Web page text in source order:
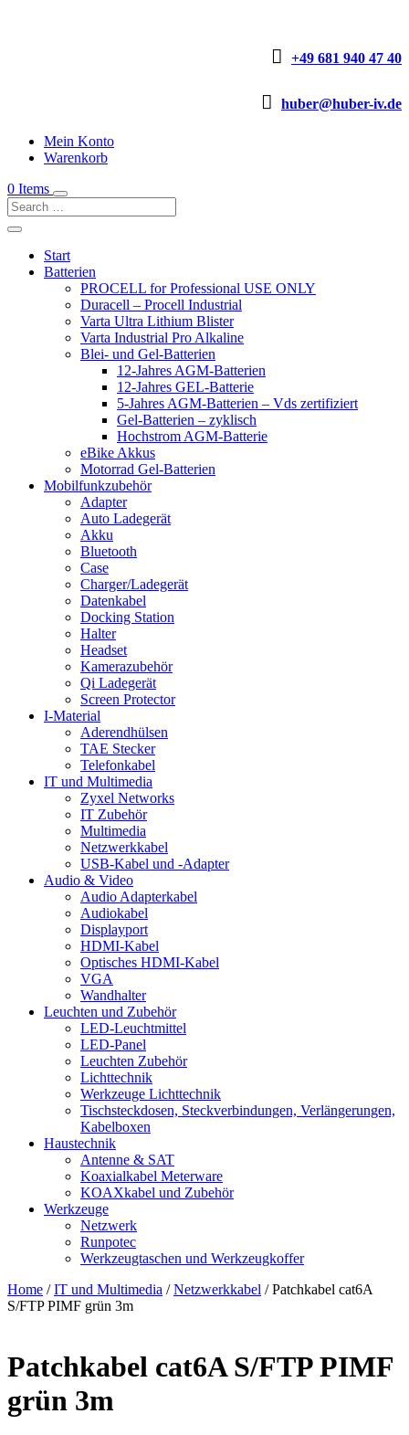
 +49 681 940 47 40
 huber@huber-iv.de
Mein Konto
Warenkorb
0 Items
Start
Batterien
PROCELL for Professional USE ONLY
Duracell – Procell Industrial
Varta Ultra Lithium Blister
Varta Industrial Pro Alkaline
Blei- und Gel-Batterien
12-Jahres AGM-Batterien
12-Jahres GEL-Batterie
5-Jahres AGM-Batterien – Vds zertifiziert
Gel-Batterien – zyklisch
Hochstrom AGM-Batterie
eBike Akkus
Motorrad Gel-Batterien
Mobilfunkzubehör
Adapter
Auto Ladegerät
Akku
Bluetooth
Case
Charger/Ladegerät
Datenkabel
Docking Station
Halter
Headset
Kamerazubehör
Qi Ladegerät
Screen Protector
I-Material
Aderendhülsen
TAE Stecker
Telefonkabel
IT und Multimedia
Zyxel Networks
IT Zubehör
Multimedia
Netzwerkkabel
USB-Kabel und -Adapter
Audio & Video
Audio Adapterkabel
Audiokabel
Displayport
HDMI-Kabel
Optisches HDMI-Kabel
VGA
Wandhalter
Leuchten und Zubehör
LED-Leuchtmittel
LED-Panel
Leuchten Zubehör
Lichttechnik
Werkzeuge Lichttechnik
Tischsteckdosen, Steckverbindungen, Verlängerungen,
Kabelboxen
Haustechnik
Antenne & SAT
Koaxialkabel Meterware
KOAXkabel und Zubehör
Werkzeuge
Netzwerk
Runpotec
Werkzeugtaschen und Werkzeugkoffer
Home /IT und Multimedia /Netzwerkkabel / Patchkabel cat6A
S/FTP PIMF grün 3m
Patchkabel cat6A S/FTP PIMF
grün 3m